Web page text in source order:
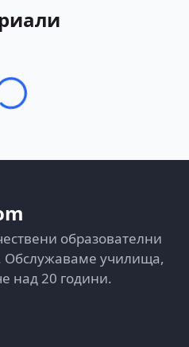
образователни
Обслужаваме училища,
над 20 години.